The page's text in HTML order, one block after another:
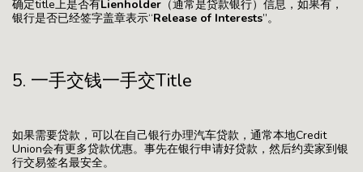
确定title上是否有Lienholder （通常是贷款银行）信息，如果有，
银行是否已经签字盖章表示“Release of Interests”。
5. 一手交钱一手交Title
如果需要贷款，可以在自己银行办理汽车贷款，通常本地Credit
Union会有更多贷款优惠。事先在银行申请好贷款，然后约卖家到银
行交易签名最安全。